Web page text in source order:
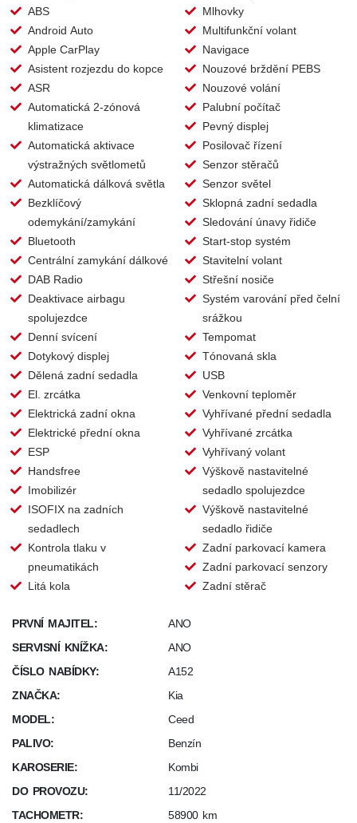
ABS
Android Auto
Apple CarPlay
Asistent rozjezdu do kopce
ASR
Automatická 2-zónová
klimatizace
Automatická aktivace
výstražných světlometů
Automatická dálková světla
Bezklíčový
odemykání/zamykání
Bluetooth
Centrální zamykání dálkové
DAB Radio
Deaktivace airbagu
spolujezdce
Denní svícení
Dotykový displej
Dělená zadní sedadla
El. zrcátka
Elektrická zadní okna
Elektrické přední okna
ESP
Handsfree
Imobilizér
ISOFIX na zadních
sedadlech
Kontrola tlaku v
pneumatikách
Litá kola
Mlhovky
Multifunkční volant
Navigace
Nouzové brždění PEBS
Nouzové volání
Palubní počítač
Pevný displej
Posilovač řízení
Senzor stěračů
Senzor světel
Sklopná zadní sedadla
Sledování únavy řidiče
Start-stop systém
Stavitelní volant
Střešní nosiče
Systém varování před čelní
srážkou
Tempomat
Tónovaná skla
USB
Venkovní teploměr
Vyhřívané přední sedadla
Vyhřívané zrcátka
Vyhřívaný volant
Výškově nastavitelné
sedadlo spolujezdce
Výškově nastavitelné
sedadlo řidiče
Zadní parkovací kamera
Zadní parkovací senzory
Zadní stěrač
PRVNÍ MAJITEL:
ANO
SERVISNÍ KNÍŽKA:
ANO
ČÍSLO NABÍDKY:
A152
ZNAČKA:
Kia
MODEL:
Ceed
PALIVO:
Benzín
KAROSERIE:
Kombi
DO PROVOZU:
11/2022
TACHOMETR:
58900 km